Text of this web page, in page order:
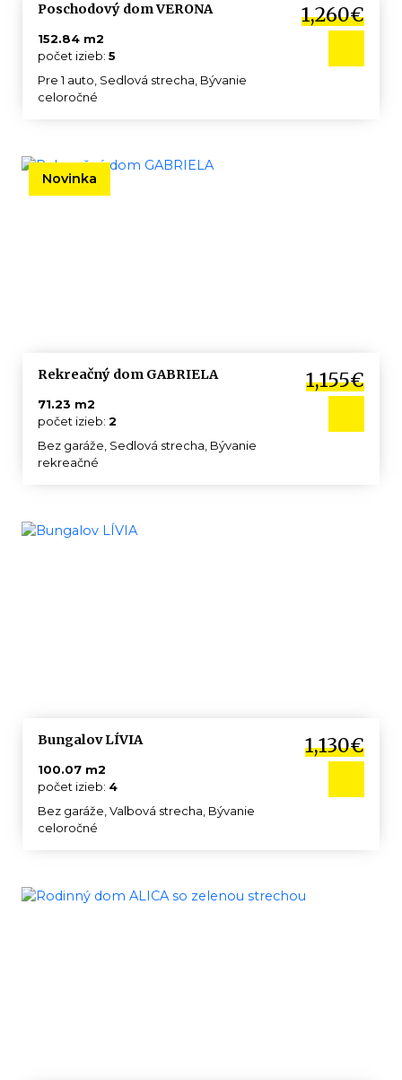
Poschodový dom VERONA 1,260€
152.84 m2
počet izieb: 5
Pre 1 auto, Sedlová strecha, Bývanie
celoročné
Novinka
Rekreačný dom GABRIELA 1,155€
71.23 m2
počet izieb: 2
Bez garáže, Sedlová strecha, Bývanie
rekreačné
Bungalov LÍVIA 1,130€
100.07 m2
počet izieb: 4
Bez garáže, Valbová strecha, Bývanie
celoročné